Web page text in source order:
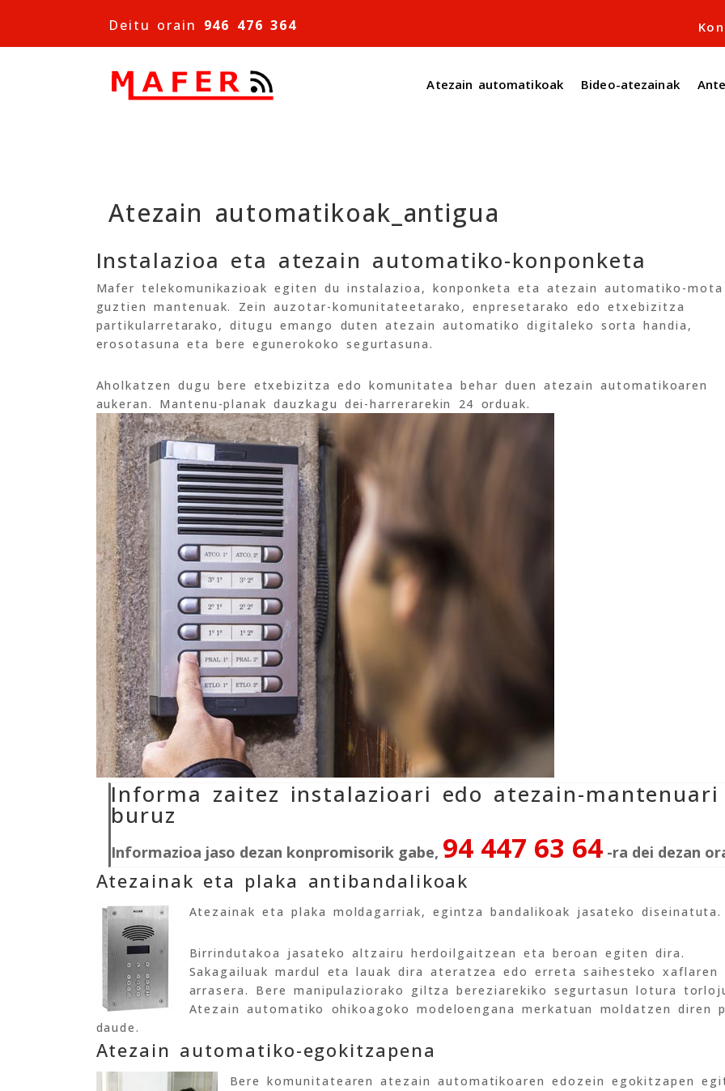
Deitu orain 946 476 364
Atezain automatikoak Bideo-atezainak
Atezain automatikoak_antigua
Instalazioa eta atezain automatiko-konponketa
Mafer telekomunikazioak egiten du instalazioa, konponketa eta atezain automatiko-mota
guztien mantenuak. Zein auzotar-komunitateetarako, enpresetarako edo etxebizitza
partikularretarako, ditugu emango duten atezain automatiko digitaleko sorta handia,
erosotasuna eta bere egunerokoko segurtasuna.
Aholkatzen dugu bere etxebizitza edo komunitatea behar duen atezain automatikoaren
aukeran. Mantenu-planak dauzkagu dei-harrerarekin 24 orduak.
Informa zaitez instalazioari edo atezain-mantenuari
buruz
Informazioa jaso dezan konpromisorik gabe, 94 447 63 64 -ra dei dezan
Atezainak eta plaka antibandalikoak
Atezainak eta plaka moldagarriak, egintza bandalikoak jasateko diseinatuta.
Birrindutakoa jasateko altzairu herdoilgaitzean eta beroan egiten dira.
Sakagailuak mardul eta lauak dira ateratzea edo erreta saihesteko xaflaren
arrasera. Bere manipulaziorako giltza bereziarekiko segurtasun lotura
Atezain automatiko ohikoagoko modeloengana merkatuan moldatzen diren
daude.
Atezain automatiko-egokitzapena
Bere komunitatearen atezain automatikoaren edozein egokitzapen